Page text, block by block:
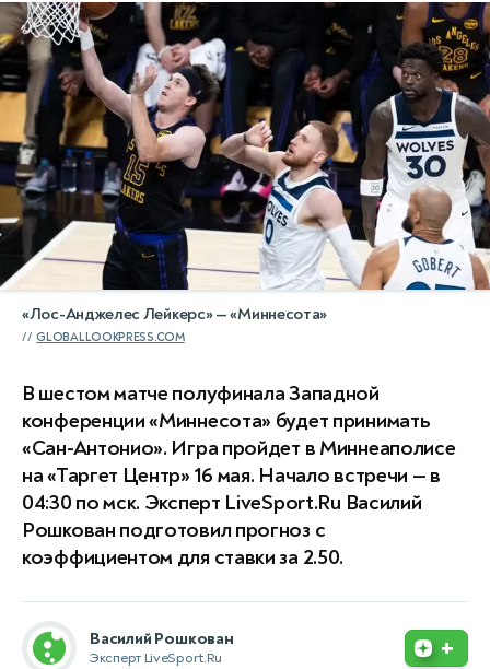
«Лос-Анджелес Лейкерс» — «Миннесота»
GLOBALLOOKPRESS.COM
В шестом матче полуфинала Западной
конференции «Миннесота» будет принимать
«Сан-Антонио». Игра пройдет в Миннеаполисе
на «Таргет Центр» 16 мая. Начало встречи — в
04:30 по мск. Эксперт LiveSport.Ru Василий
Рошкован подготовил прогноз с
коэффициентом для ставки за 2.50.
Василий Рошкован
Эксперт LiveSport.Ru +